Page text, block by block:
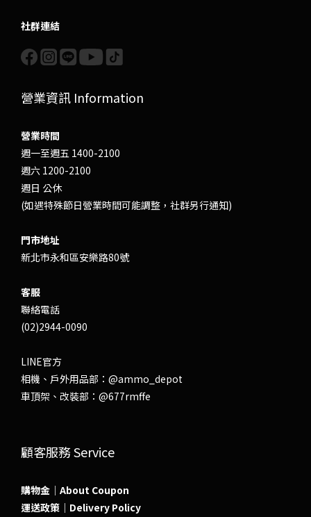
社群連結
營業資訊 Information
營業時間
週一至週五 1400-2100
週六 1200-2100
週日 公休
(如遇特殊節日營業時間可能調整，社群另行通知)
門市地址
新北市永和區安樂路80號
客服
聯絡電話
(02)2944-0090
LINE官方
相機、戶外用品部： @ammo_depot
車頂架、改裝部： @677rmffe
顧客服務 Service
購物金｜About Coupon
運送政策｜Delivery Policy